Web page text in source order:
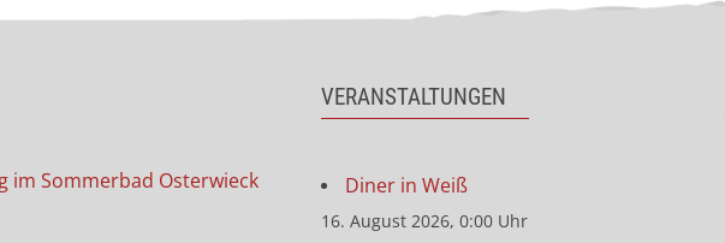
im Sommerbad Osterwieck
VERANSTALTUNGEN
Diner in Weiß
16. August 2026, 0:00 Uhr